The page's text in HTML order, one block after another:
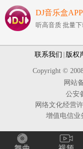
DJ音乐盒APP
听高音质 批量
联系我们 版权
Copyright ©
网站
公安
网络文化经营
增值电信业